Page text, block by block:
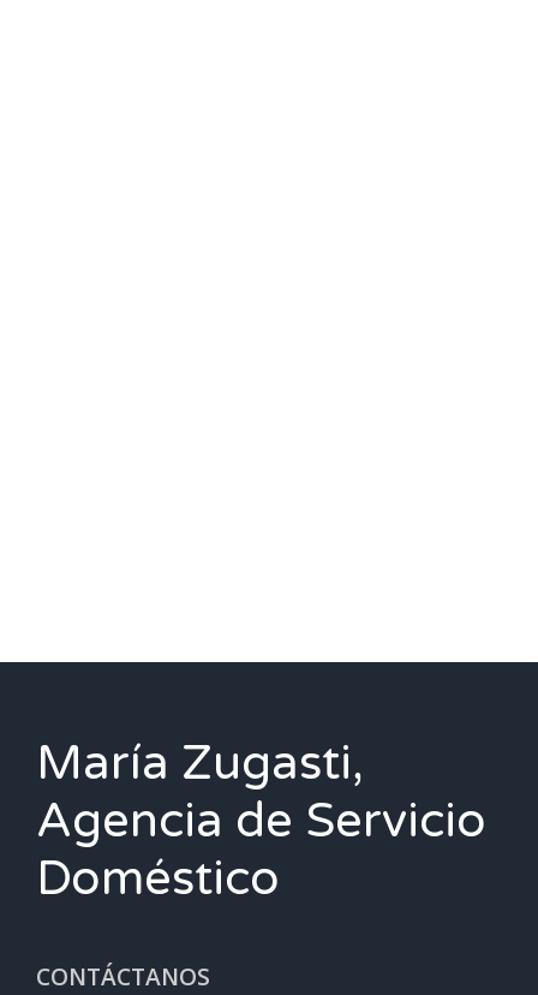
María Zugasti,
Agencia de Servicio
Doméstico
CONTÁCTANOS